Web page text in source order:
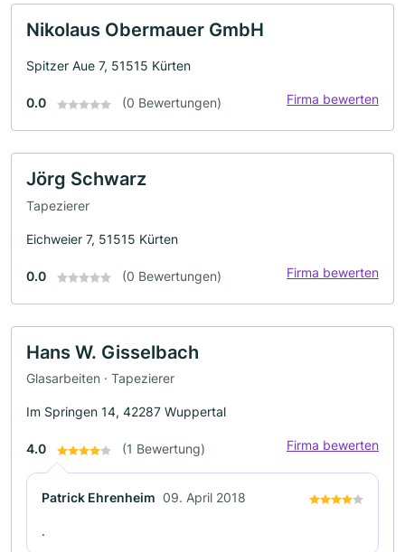
Nikolaus Obermauer GmbH
Spitzer Aue 7, 51515 Kürten
0.0 (0 Bewertungen) Firma bewerten
Jörg Schwarz
Tapezierer
Eichweier 7, 51515 Kürten
0.0 (0 Bewertungen) Firma bewerten
Hans W. Gisselbach
Glasarbeiten · Tapezierer
Im Springen 14, 42287 Wuppertal
4.0 (1 Bewertung) Firma bewerten
Patrick Ehrenheim 09. April 2018
.